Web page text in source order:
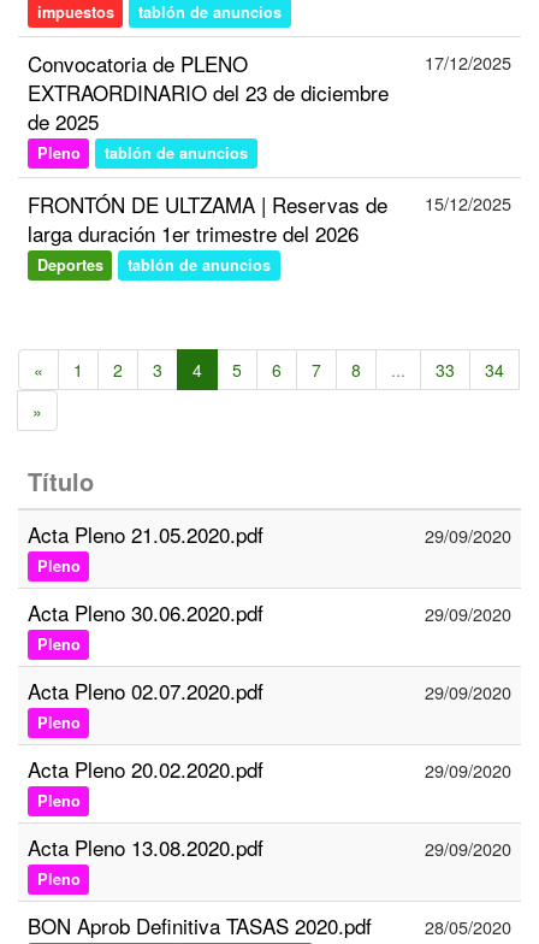
impuestos tablón de anuncios
Convocatoria de PLENO
EXTRAORDINARIO del 23 de diciembre
de 2025
Pleno tablón de anuncios
17/12/2025
FRONTÓN DE ULTZAMA | Reservas de
larga duración 1er trimestre del 2026
Deportes tablón de anuncios
15/12/2025
« 1 2 3 4 5 6 7 8 ... 33
34
»
Título
Acta Pleno 21.05.2020.pdf
Pleno
29/09/2020
Acta Pleno 30.06.2020.pdf
Pleno
29/09/2020
Acta Pleno 02.07.2020.pdf
Pleno
29/09/2020
Acta Pleno 20.02.2020.pdf
Pleno
29/09/2020
Acta Pleno 13.08.2020.pdf
Pleno
29/09/2020
BON Aprob Definitiva TASAS 2020.pdf 28/05/2020